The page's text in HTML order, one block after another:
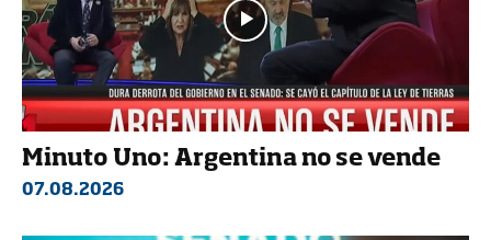
Minuto Uno: Argentina no se vende
07.08.2026